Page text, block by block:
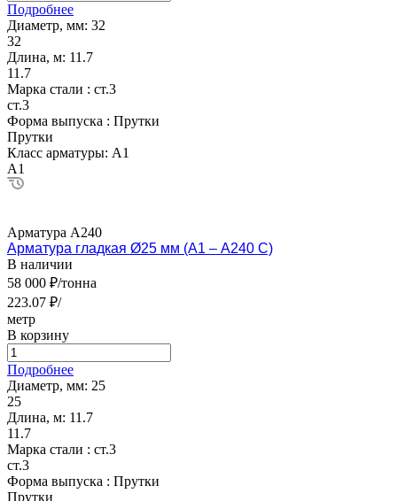
Подробнее
Диаметр, мм: 32
32
Длина, м: 11.7
11.7
Марка стали : ст.3
ст.3
Форма выпуска : Прутки
Прутки
Класс арматуры: А1
А1
Арматура А240
Арматура гладкая Ø25 мм (А1 – А240 С)
В наличии
58 000 ₽/тонна
223.07 ₽/
метр
В корзину
Подробнее
Диаметр, мм: 25
25
Длина, м: 11.7
11.7
Марка стали : ст.3
ст.3
Форма выпуска : Прутки
Прутки